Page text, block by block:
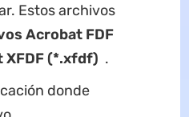
Estos archivos
Acrobat FDF
XFDF (*.xfdf) .
donde